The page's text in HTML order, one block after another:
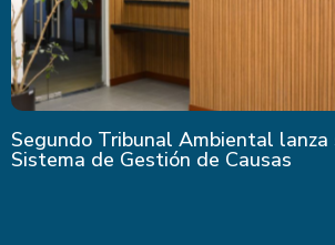
Segundo Tribunal Ambiental lanza
Sistema de Gestión de Causas